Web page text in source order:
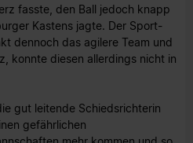
fasste, den Ball jedoch knapp
Kastens jagte. Der Sport-
dennoch das agilere Team und
konnte diesen allerdings nicht in
gut leitende Schiedsrichterin
gefährlichen